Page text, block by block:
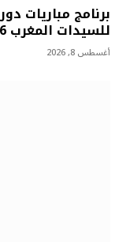
برنامج مباريات
للسيدات المغرب 2026* 🏆🇲🇦
أغسطس 8, 2026